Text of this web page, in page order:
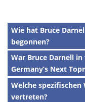
Wie hat Bruce
begonnen?
War Bruce Darnell
Germany’s Next
Welche
vertreten?